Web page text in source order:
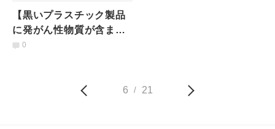
【黒いプラスチック製品
に発がん性物質が含まれ
ている可能性！】できる
0
6 / 21